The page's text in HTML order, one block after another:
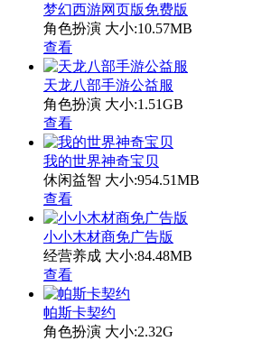
梦幻西游网页版免费版
角色扮演 大小:10.57MB
查看
天龙八部手游公益服
角色扮演 大小:1.51GB
查看
我的世界神奇宝贝
休闲益智 大小:954.51MB
查看
小小木材商免广告版
经营养成 大小:84.48MB
查看
帕斯卡契约
角色扮演 大小:2.32G